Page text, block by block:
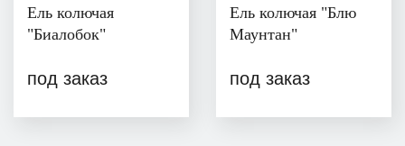
Ель колючая
"Биалобок"
под заказ
Ель колючая "Блю
Маунтан"
под заказ